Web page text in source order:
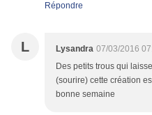
Répondre
L Lysandra 07/03/2016
Des petits trous qui
(sourire) cette création
bonne semaine